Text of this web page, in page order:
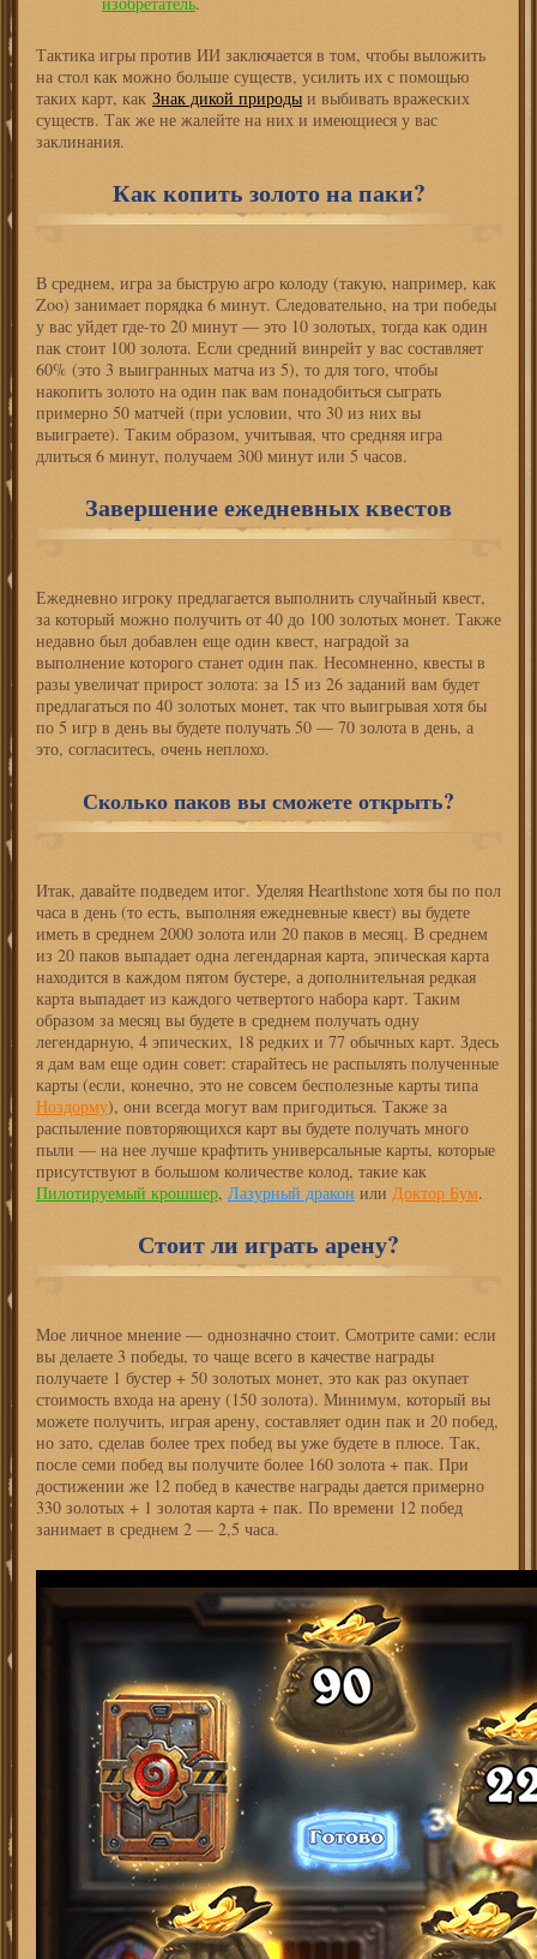
Тактика игры против ИИ заключается в том, чтобы выложить
на стол как можно больше существ, усилить их с помощью
таких карт, как Знак дикой природы и выбивать вражеских
существ. Так же не жалейте на них и имеющиеся у вас
заклинания.
Как копить золото на паки?
В среднем, игра за быструю агро колоду (такую, например, как
Zoo) занимает порядка 6 минут. Следовательно, на три победы
у вас уйдет где-то 20 минут — это 10 золотых, тогда как один
пак стоит 100 золота. Если средний винрейт у вас составляет
60% (это 3 выигранных матча из 5), то для того, чтобы
накопить золото на один пак вам понадобиться сыграть
примерно 50 матчей (при условии, что 30 из них вы
выиграете). Таким образом, учитывая, что средняя игра
длиться 6 минут, получаем 300 минут или 5 часов.
Завершение ежедневных квестов
Ежедневно игроку предлагается выполнить случайный квест,
за который можно получить от 40 до 100 золотых монет. Также
недавно был добавлен еще один квест, наградой за
выполнение которого станет один пак. Несомненно, квесты в
разы увеличат прирост золота: за 15 из 26 заданий вам будет
предлагаться по 40 золотых монет, так что выигрывая хотя бы
по 5 игр в день вы будете получать 50 — 70 золота в день, а
это, согласитесь, очень неплохо.
Сколько паков вы сможете открыть?
Итак, давайте подведем итог. Уделяя Hearthstone хотя бы по пол
часа в день (то есть, выполняя ежедневные квест) вы будете
иметь в среднем 2000 золота или 20 паков в месяц. В среднем
из 20 паков выпадает одна легендарная карта, эпическая карта
находится в каждом пятом бустере, а дополнительная редкая
карта выпадает из каждого четвертого набора карт. Таким
образом за месяц вы будете в среднем получать одну
легендарную, 4 эпических, 18 редких и 77 обычных карт. Здесь
я дам вам еще один совет: старайтесь не распылять полученные
карты (если, конечно, это не совсем бесполезные карты типа
Ноздорму), они всегда могут вам пригодиться. Также за
распыление повторяющихся карт вы будете получать много
пыли — на нее лучше крафтить универсальные карты, которые
присутствуют в большом количестве колод, такие как
Пилотируемый крошшер, Лазурный дракон или Доктор Бум.
Стоит ли играть арену?
Мое личное мнение — однозначно стоит. Смотрите сами: если
вы делаете 3 победы, то чаще всего в качестве награды
получаете 1 бустер + 50 золотых монет, это как раз окупает
стоимость входа на арену (150 золота). Минимум, который вы
можете получить, играя арену, составляет один пак и 20 побед,
но зато, сделав более трех побед вы уже будете в плюсе. Так,
после семи побед вы получите более 160 золота + пак. При
достижении же 12 побед в качестве награды дается примерно
330 золотых + 1 золотая карта + пак. По времени 12 побед
занимает в среднем 2 — 2,5 часа.